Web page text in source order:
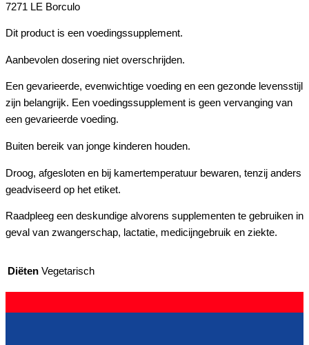
7271 LE Borculo
Dit product is een voedingssupplement.
Aanbevolen dosering niet overschrijden.
Een gevarieerde, evenwichtige voeding en een gezonde levensstijl
zijn belangrijk. Een voedingssupplement is geen vervanging van
een gevarieerde voeding.
Buiten bereik van jonge kinderen houden.
Droog, afgesloten en bij kamertemperatuur bewaren, tenzij anders
geadviseerd op het etiket.
Raadpleeg een deskundige alvorens supplementen te gebruiken in
geval van zwangerschap, lactatie, medicijngebruik en ziekte.
Diëten Vegetarisch